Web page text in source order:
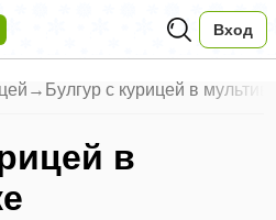
Вход
→ Булгур с курицей в
в